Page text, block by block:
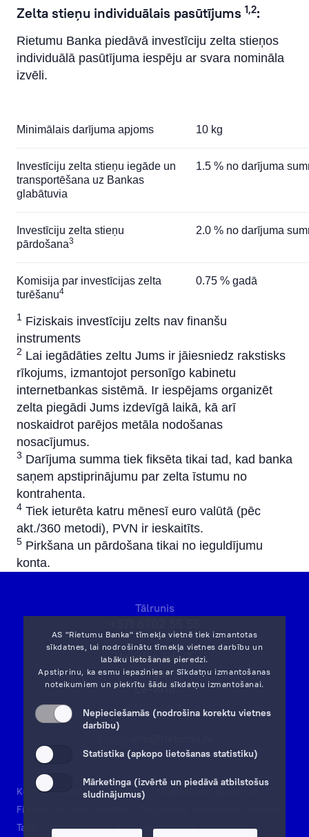
Zelta stieņu individuālais pasūtījums 1,2:
Rietumu Banka piedāvā investīciju zelta stieņos
individuālā pasūtījuma iespēju ar svara nomināla
izvēli.
Minimālais darījuma apjoms 10 kg
Investīciju zelta stieņu iegāde un
transportēšana uz Bankas
glabātuviа
1.5 % no darījuma
Investīciju zelta stieņu
pārdošana3
2.0 % no darījuma
Komisija par investīcijas zelta
turēšanu4
0.75 % gadā
1 Fiziskais investīciju zelts nav finanšu
instruments
2 Lai iegādāties zeltu Jums ir jāiesniedz rakstisks
rīkojums, izmantojot personīgo kabinetu
internetbankas sistēmā. Ir iespējams organizēt
zelta piegādi Jums izdevīgā laikā, kā arī
noskaidrot parējos metāla nodošanas
nosacījumus.
3 Darījuma summa tiek fiksēta tikai tad, kad banka
saņem apstiprinājumu par zelta īstumu no
kontrahenta.
4 Tiek ieturēta katru mēnesī euro valūtā (pēc
akt./360 metodi), PVN ir ieskaitīts.
5 Pirkšana un pārdošana tikai no ieguldījumu
konta.
AS "Rietumu Banka" tīmekļa vietnē tiek izmantotas
sīkdatnes, lai nodrošinātu tīmekļa vietnes darbību un
labāku lietošanas pieredzi.
Apstiprinu, ka esmu iepazinies ar Sīkdatņu izmantošanas
noteikumiem un piekrītu šādu sīkdatņu izmantošanai.
Nepieciešamās (nodrošina korektu vietnes
darbību)
Statistika (apkopo lietošanas statistiku)
Mārketinga (izvērtē un piedāvā atbilstošus
sludinājumus)
Tālrunis
Vesetas iela 7,
Rīga,
LV-1013
Konfidencialitāte Rekvizīti
Noguldījumu garantijas
Finanšu un kontu drošība
Tarifi
Dokumenti Trauksmes celšana